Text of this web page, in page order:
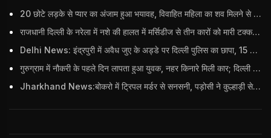
20 छोटे लड़के से प्यार का अंजाम हुआ भयावह, विवाहित महिला का शव मिलने से मचा हड़कंप
राजधानी दिल्ली के नरेला में नशे की हालत में मर्सिडीज से तीन कारों को मारी टक्कर, बुजुर्ग महिला की मौत; हिरासत में आरोपी
Delhi News: इंद्रपुरी में अवैध जुए के अड्डे पर दिल्ली पुलिस का छापा, 15 जुआरियों को पकड़ा; ₹3.61 लाख नकद और अन्य सामान बरामद
गुरुग्राम में नौकरी के पहले दिन लापता हुआ युवक, नहर किनारे मिली कार; दिल्ली पुलिस ने दर्ज की FIR
Jharkhand News:बोकरो में ट्रिपल मर्डर से सनसनी, पड़ोसी ने कुल्हाड़ी से पति-पत्नी और बहु की हत्या की